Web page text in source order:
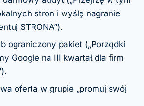
stron i wyślę nagranie
STRONA”).
ograniczony pakiet („Porządki
Google na III kwartał dla firm
oferta w grupie „promuj swój